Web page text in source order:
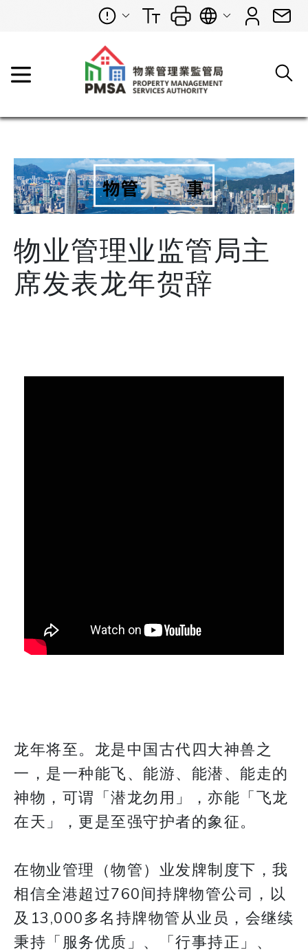
物业管理业监管局主
席发表龙年贺辞
龙年将至。龙是中国古代四大神兽之
一，是一种能飞、能游、能潜、能走的
神物，可谓「潜龙勿用」，亦能「飞龙
在天」，更是至强守护者的象征。
在物业管理（物管）业发牌制度下，我
相信全港超过760间持牌物管公司，以
及13,000多名持牌物管从业员，会继续
秉持「服务优质」、「行事持正」、